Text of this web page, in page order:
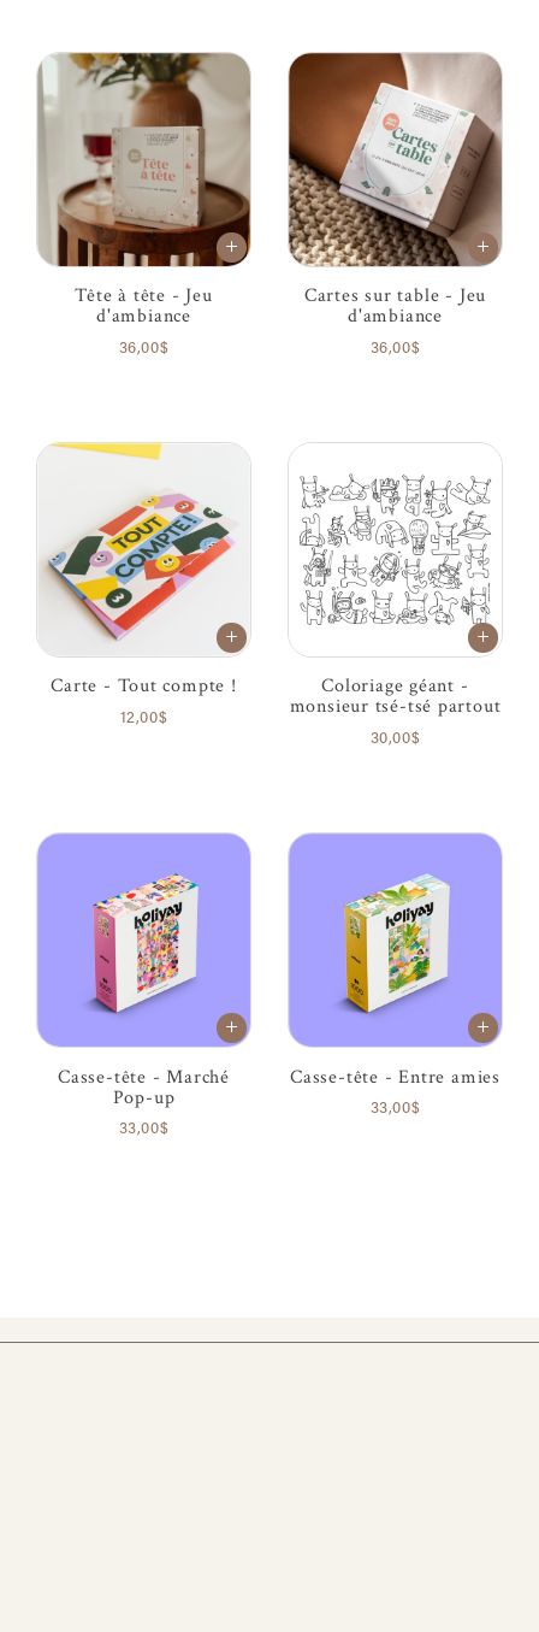
Tête à tête - Jeu
d'ambiance
36,00$
Cartes sur table - Jeu
d'ambiance
36,00$
Carte - Tout compte !
12,00$
Coloriage géant -
monsieur tsé-tsé partout
30,00$
Casse-tête - Marché
Pop-up
33,00$
Casse-tête - Entre amies
33,00$